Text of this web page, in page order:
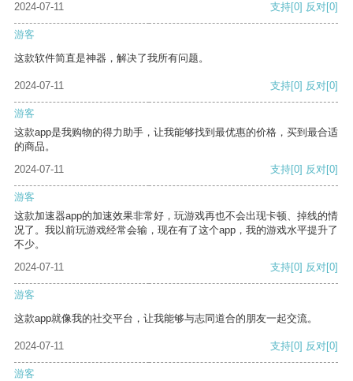
2024-07-11 支持[0] 反对[0]
游客
这款软件简直是神器，解决了我所有问题。
2024-07-11 支持[0] 反对[0]
游客
这款app是我购物的得力助手，让我能够找到最优惠的价格，买到最合适
的商品。
2024-07-11
支持[0] 反对[0]
游客
这款加速器app的加速效果非常好，玩游戏再也不会出现卡顿、掉线的情
况了。我以前玩游戏经常会输，现在有了这个app，我的游戏水平提升了
不少。
2024-07-11
支持[0] 反对[0]
游客
这款app就像我的社交平台，让我能够与志同道合的朋友一起交流。
2024-07-11 支持[0] 反对[0]
游客